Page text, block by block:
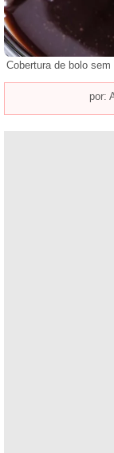
Cobertura de bolo
por: